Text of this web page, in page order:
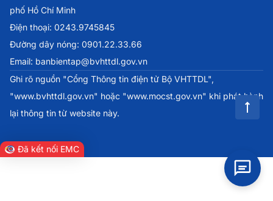
phố Hồ Chí Minh
Điện thoại: 0243.9745845
Đường dây nóng: 0901.22.33.66
Email: banbientap@bvhttdl.gov.vn
Ghi rõ nguồn "Cổng Thông tin điện tử Bộ VHTTDL",
"www.bvhttdl.gov.vn" hoặc "www.mocst.gov.vn" khi phát hành
lại thông tin từ website này.
Đã kết nối EMC